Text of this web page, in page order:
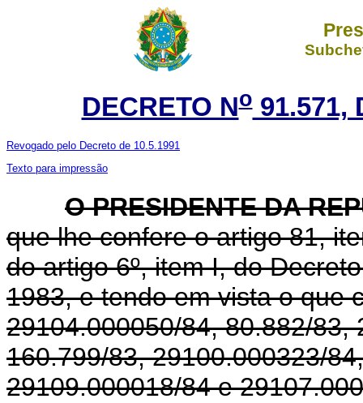
DECRETO No91.571,
Revogado pelo Decreto de 10.5.1991
Texto para impressão
O PRESIDENTE DA
que lhe confere o artigo 81,
do artigo 6º, item I, do
1983, e tendo em vista o que
29104.000050/84, 80.882/83,
160.799/83, 29100.000323/
29109.000018/84 e